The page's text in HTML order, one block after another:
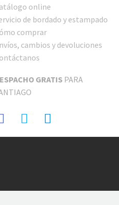
online
de bordado y estampado
comprar
cambios y devoluciones
GRATIS PARA